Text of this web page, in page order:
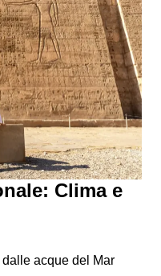
Clima e
acque del Mar